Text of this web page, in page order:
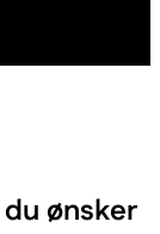
ønsker